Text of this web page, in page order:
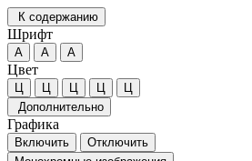
К содержанию
Шрифт
А А А
Цвет
Ц Ц Ц Ц
Ц
Дополнительно
Графика
Включить
Отключить